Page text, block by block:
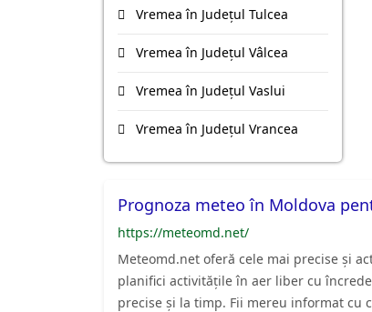
Vremea în Județul Tulcea
Vremea în Județul Vâlcea
Vremea în Județul Vaslui
Vremea în Județul Vrancea
Prognoza meteo în Moldova
https://meteomd.net/
Meteomd.net oferă cele mai precise și
planifici activitățile în aer liber cu
precise și la timp. Fii mereu informat cu